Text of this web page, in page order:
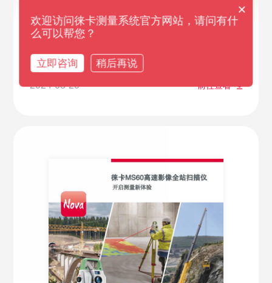
徕卡TZ16国产测量机器人
2024-08-20 前往查看
×
欢迎访问徕卡测量系统官方网站，请问有什
么可以帮您？
立即咨询 稍后再说